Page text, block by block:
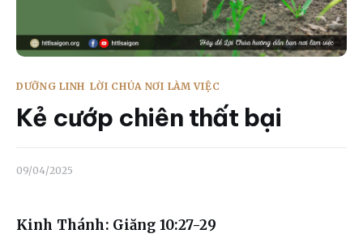
Thư viện
Bản tin
Mục vụ
Liên hệ
Dâng hiến
DƯỠNG LINH LỜI CHÚA NƠI LÀM VIỆC
Kẻ cướp chiên thất bại
09/04/2025
Kinh Thánh: Giăng 10:27-29